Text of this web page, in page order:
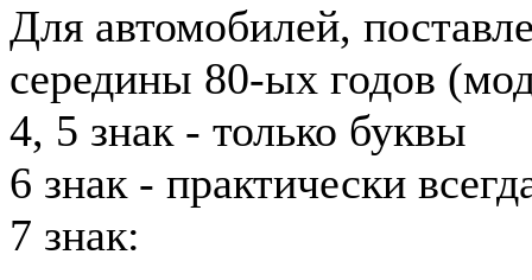
Для автомобилей,
середины 80-ых годов
4, 5 знак - только буквы
6 знак - практически
7 знак: